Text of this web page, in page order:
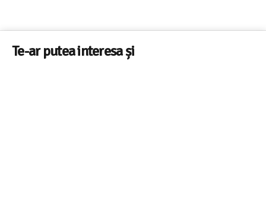
Te-ar putea interesa și